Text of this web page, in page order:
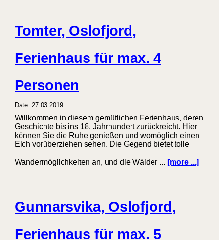
Tomter, Oslofjord,
Ferienhaus für max. 4
Personen
Date: 27.03.2019
Willkommen in diesem gemütlichen Ferienhaus, deren
Geschichte bis ins 18. Jahrhundert zurückreicht. Hier
können Sie die Ruhe genießen und womöglich einen
Elch vorüberziehen sehen. Die Gegend bietet tolle
Wandermöglichkeiten an, und die Wälder ... [more ...]
Gunnarsvika, Oslofjord,
Ferienhaus für max. 5